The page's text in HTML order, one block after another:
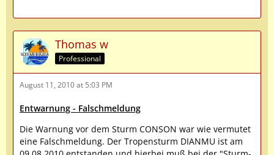
Thomas w
Professional
August 11, 2010 at 5:03 PM
Entwarnung - Falschmeldung
Die Warnung vor dem Sturm CONSON war wie vermutet
eine Falschmeldung. Der Tropensturm DIANMU ist am